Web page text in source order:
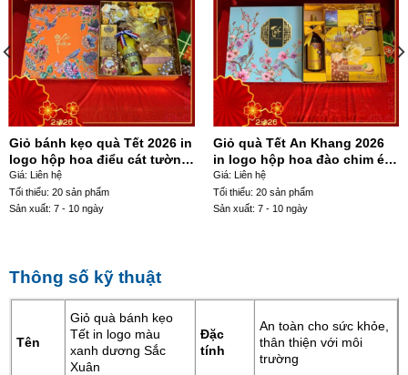
Giỏ bánh kẹo quà Tết 2026 in
logo hộp hoa điểu cát tường
SQT-03
Giá: Liên hệ
Tối thiểu: 20 sản phẩm
Sản xuất: 7 - 10 ngày
Giỏ quà Tết An Khang 2026
in logo hộp hoa đào chim én
SQT-02
Giá: Liên hệ
Tối thiểu: 20 sản phẩm
Sản xuất: 7 - 10 ngày
Thông số kỹ thuật
Tên
Giỏ quà bánh kẹo
Tết in logo màu
xanh dương Sắc
Xuân
Đặc
tính
An toàn cho sức khỏe,
thân thiện với môi
trường